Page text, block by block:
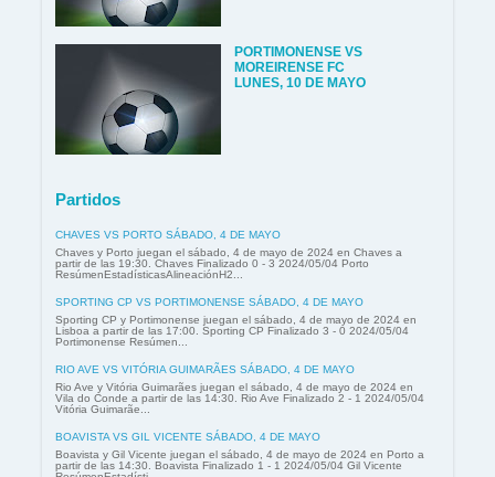
PORTIMONENSE VS
MOREIRENSE FC
LUNES, 10 DE MAYO
Partidos
CHAVES VS PORTO SÁBADO, 4 DE MAYO
Chaves y Porto juegan el sábado, 4 de mayo de 2024 en Chaves a
partir de las 19:30. Chaves Finalizado 0 - 3 2024/05/04 Porto
ResúmenEstadísticasAlineaciónH2...
SPORTING CP VS PORTIMONENSE SÁBADO, 4 DE MAYO
Sporting CP y Portimonense juegan el sábado, 4 de mayo de 2024 en
Lisboa a partir de las 17:00. Sporting CP Finalizado 3 - 0 2024/05/04
Portimonense Resúmen...
RIO AVE VS VITÓRIA GUIMARÃES SÁBADO, 4 DE MAYO
Rio Ave y Vitória Guimarães juegan el sábado, 4 de mayo de 2024 en
Vila do Conde a partir de las 14:30. Rio Ave Finalizado 2 - 1 2024/05/04
Vitória Guimarãe...
BOAVISTA VS GIL VICENTE SÁBADO, 4 DE MAYO
Boavista y Gil Vicente juegan el sábado, 4 de mayo de 2024 en Porto a
partir de las 14:30. Boavista Finalizado 1 - 1 2024/05/04 Gil Vicente